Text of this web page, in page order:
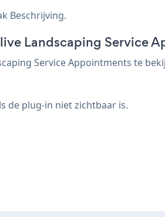
Beschrijving.
Landscaping Service
Service Appointments te
de plug-in niet zichtbaar is.